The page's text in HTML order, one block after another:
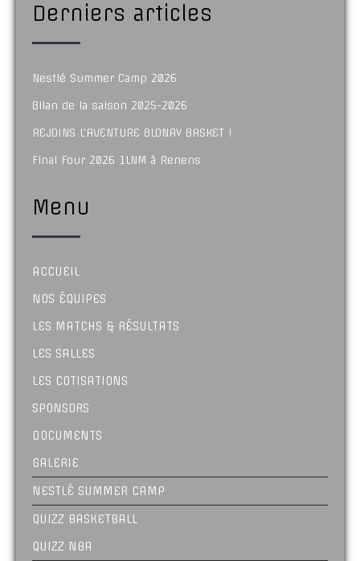
Derniers articles
Nestlé Summer Camp 2026
Bilan de la saison 2025-2026
REJOINS L’AVENTURE BLONAY BASKET !
Final Four 2026 1LNM à Renens
Menu
ACCUEIL
NOS ÉQUIPES
LES MATCHS & RÉSULTATS
LES SALLES
LES COTISATIONS
SPONSORS
DOCUMENTS
GALERIE
NESTLÉ SUMMER CAMP
QUIZZ BASKETBALL
QUIZZ NBA